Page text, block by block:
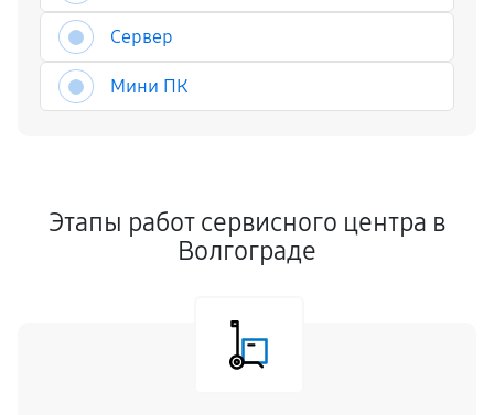
Сервер
Мини ПК
Этапы работ сервисного центра в
Волгограде